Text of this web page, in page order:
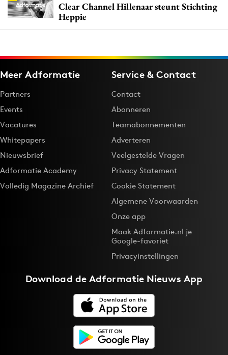
Clear Channel Hillenaar steunt Stichting
Heppie
Meer Adformatie
Partners
Events
Vacatures
Whitepapers
Nieuwsbrief
Adformatie Academy
Volledig Magazine Archief
Service & Contact
Contact
Abonneren
Teamabonnementen
Adverteren
Veelgestelde Vragen
Privacy Statement
Cookie Statement
Algemene Voorwaarden
Onze app
Maak Adformatie.nl je
Google-favoriet
Privacyinstellingen
Download deAdformatie Nieuws App